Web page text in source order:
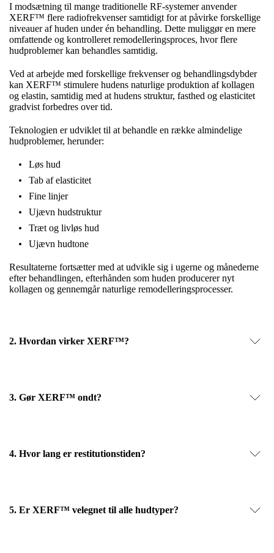
I modsætning til mange traditionelle RF-systemer anvender
XERF™ flere radiofrekvenser samtidigt for at påvirke forskellige
niveauer af huden under én behandling. Dette muliggør en mere
omfattende og kontrolleret remodelleringsproces, hvor flere
hudproblemer kan behandles samtidig.
Ved at arbejde med forskellige frekvenser og behandlingsdybder
kan XERF™ stimulere hudens naturlige produktion af kollagen
og elastin, samtidig med at hudens struktur, fasthed og elasticitet
gradvist forbedres over tid.
Teknologien er udviklet til at behandle en række almindelige
hudproblemer, herunder:
Løs hud
Tab af elasticitet
Fine linjer
Ujævn hudstruktur
Træt og livløs hud
Ujævn hudtone
Resultaterne fortsætter med at udvikle sig i ugerne og månederne
efter behandlingen, efterhånden som huden producerer nyt
kollagen og gennemgår naturlige remodelleringsprocesser.
2. Hvordan virker XERF™?
3. Gør XERF™ ondt?
4. Hvor lang er restitutionstiden?
5. Er XERF™ velegnet til alle hudtyper?